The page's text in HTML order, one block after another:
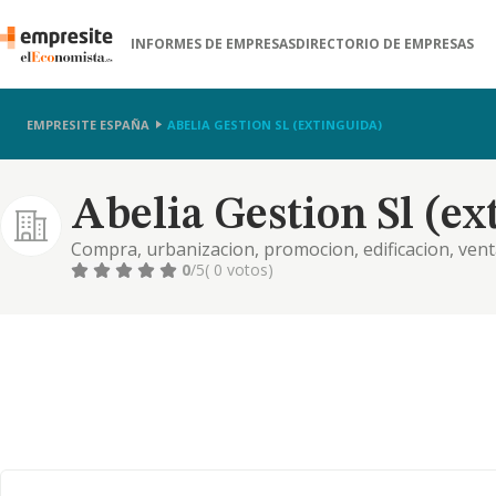
INFORMES DE EMPRESASDIRECTORIO DE EMPRESAS
EMPRESITE ESPAÑA ABELIA GESTION SL (EXTINGUIDA)
Abelia Gestion Sl
Compra, urbanizacion, promocion, edificacion,
parcelas urbanizables o no, edificios completos,
0/5( 0 votos)